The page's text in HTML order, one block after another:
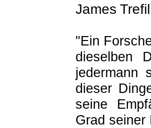
James
"Ein
dieselben
jedermann
dieser
seine
Grad seiner